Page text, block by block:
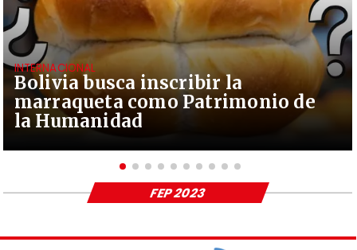
Bolivia busca inscribir la
marraqueta como Patrimonio de
la Humanidad
INTERNACIONAL
FEP 2023